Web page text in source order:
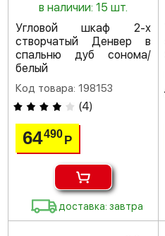
в наличии: 15 шт.
Угловой шкаф 2-х
створчатый Денвер в
спальню дуб сонома/
белый
Код товара: 198153
(4)
64490Р
доставка: завтра